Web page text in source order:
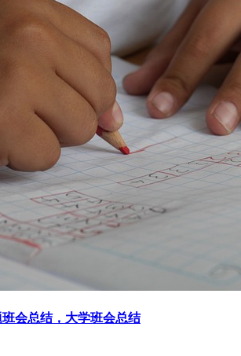
会总结，大学班会总结